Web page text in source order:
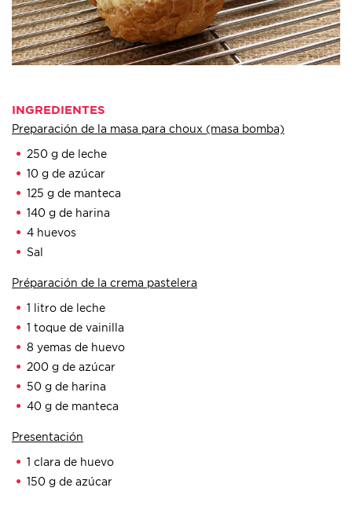
INGREDIENTES
Preparación de la masa para choux (masa bomba)
250 g de leche
10 g de azúcar
125 g de manteca
140 g de harina
4 huevos
Sal
Préparación de la crema pastelera
1 litro de leche
1 toque de vainilla
8 yemas de huevo
200 g de azúcar
50 g de harina
40 g de manteca
Presentación
1 clara de huevo
150 g de azúcar